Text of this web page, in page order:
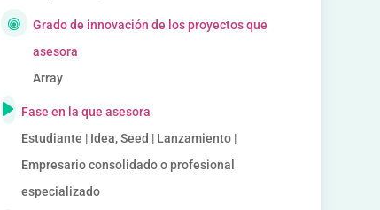
Grado de innovación de los proyectos que
asesora
Array
Fase en la que asesora
Estudiante | Idea, Seed | Lanzamiento |
Empresario consolidado o profesional
especializado